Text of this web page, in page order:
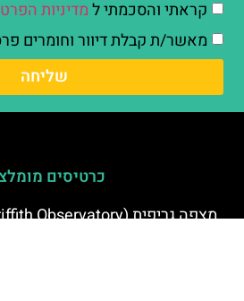
קראתי והסכמתי למדיניות
מאשר/ת קבלת דיוור וחומרים
שליחה
כרטיסים